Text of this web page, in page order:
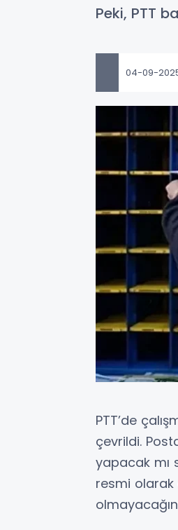
Peki, PTT
04-09-
PTT’de
çevrildi.
yapacak mı
resmi olarak